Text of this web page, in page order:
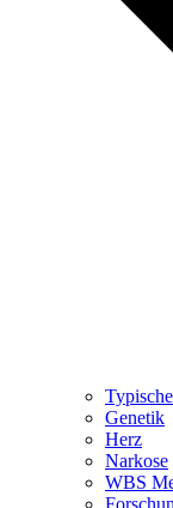
Genetik
Herz
Narkose
WBS